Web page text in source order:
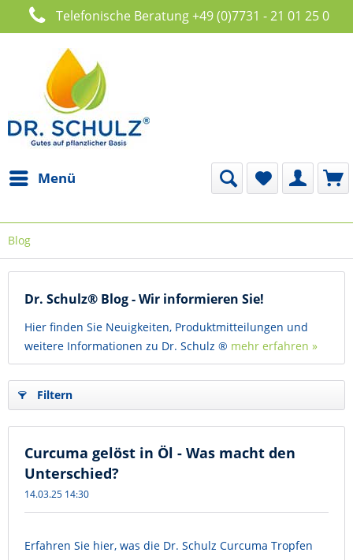
Telefonische Beratung +49 (0)7731 - 21 01 25 0
Menü
Blog
Dr. Schulz® Blog - Wir informieren Sie!
Hier finden Sie Neuigkeiten, Produktmitteilungen und
weitere Informationen zu Dr. Schulz ® mehr erfahren »
Filtern
Curcuma gelöst in Öl - Was macht den
Unterschied?
14.03.25 14:30
Erfahren Sie hier, was die Dr. Schulz Curcuma Tropfen